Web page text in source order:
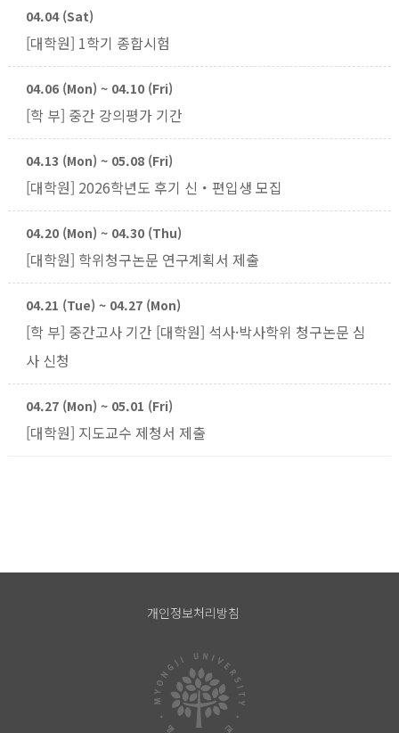
04.04 (Sat)
[대학원] 1학기 종합시험
04.06 (Mon) ~ 04.10 (Fri)
[학 부] 중간 강의평가 기간
04.13 (Mon) ~ 05.08 (Fri)
[대학원] 2026학년도 후기 신・편입생 모집
04.20 (Mon) ~ 04.30 (Thu)
[대학원] 학위청구논문 연구계획서 제출
04.21 (Tue) ~ 04.27 (Mon)
[학 부] 중간고사 기간 [대학원] 석사·박사학위 청구논문 심
사 신청
04.27 (Mon) ~ 05.01 (Fri)
[대학원] 지도교수 제청서 제출
개인정보처리방침